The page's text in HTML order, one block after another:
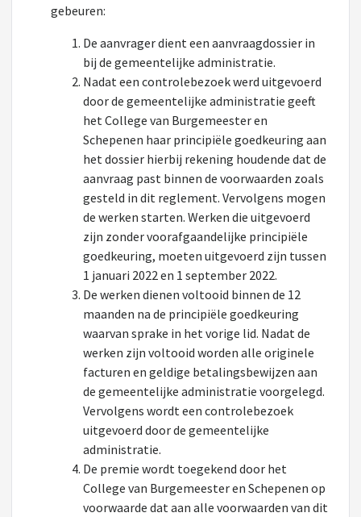
gebeuren:
De aanvrager dient een aanvraagdossier in
bij de gemeentelijke administratie.
Nadat een controlebezoek werd uitgevoerd
door de gemeentelijke administratie geeft
het College van Burgemeester en
Schepenen haar principiële goedkeuring aan
het dossier hierbij rekening houdende dat de
aanvraag past binnen de voorwaarden zoals
gesteld in dit reglement. Vervolgens mogen
de werken starten. Werken die uitgevoerd
zijn zonder voorafgaandelijke principiële
goedkeuring, moeten uitgevoerd zijn tussen
1 januari 2022 en 1 september 2022.
De werken dienen voltooid binnen de 12
maanden na de principiële goedkeuring
waarvan sprake in het vorige lid. Nadat de
werken zijn voltooid worden alle originele
facturen en geldige betalingsbewijzen aan
de gemeentelijke administratie voorgelegd.
Vervolgens wordt een controlebezoek
uitgevoerd door de gemeentelijke
administratie.
De premie wordt toegekend door het
College van Burgemeester en Schepenen op
voorwaarde dat aan alle voorwaarden van dit